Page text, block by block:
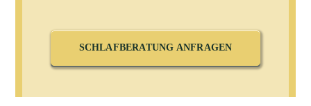
SCHLAFBERATUNG ANFRAGEN